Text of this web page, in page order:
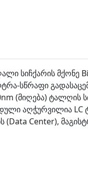
სიჩქარის მქონე
სწრაფი
(მიღება) ტალღის
აღჭურვილია LC
Center),